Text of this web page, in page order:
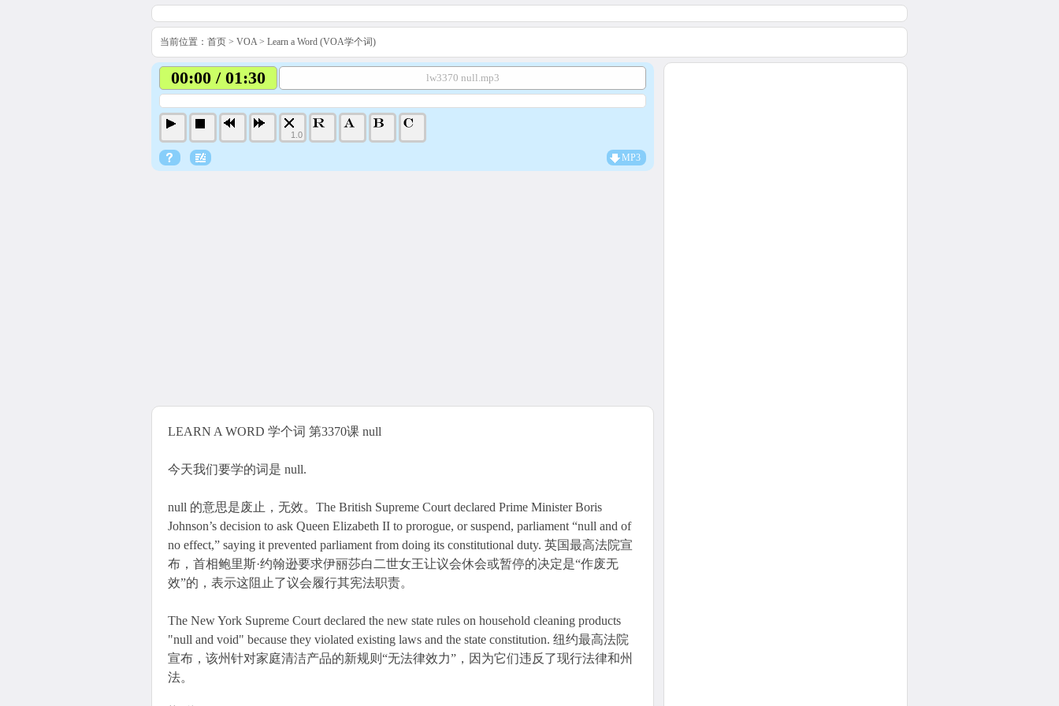
当前位置： 首页 > VOA> Learn a Word (VOA学个词)
00:00 / 01:30 lw3370 null.mp3
1.0
MP3
LEARN A WORD 学个词 第3370课 null
今天我们要学的词是 null.
null 的意思是废止，无效。The British Supreme Court declared Prime Minister Boris
Johnson’s decision to ask Queen Elizabeth II to prorogue, or suspend, parliament “null and of
no effect,” saying it prevented parliament from doing its constitutional duty. 英国最高法院宣
布，首相鲍里斯·约翰逊要求伊丽莎白二世女王让议会休会或暂停的决定是“作废无
效”的，表示这阻止了议会履行其宪法职责。
The New York Supreme Court declared the new state rules on household cleaning products
"null and void" because they violated existing laws and the state constitution. 纽约最高法院
宣布，该州针对家庭清洁产品的新规则“无法律效力”，因为它们违反了现行法律和州
法。